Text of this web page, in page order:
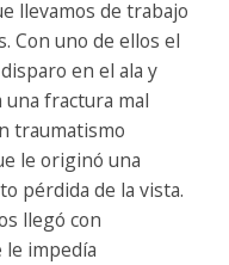
llevamos de trabajo
Con uno de ellos el
en el ala y
fractura mal
traumatismo
le originó una
pérdida de la vista.
llegó con
impedía